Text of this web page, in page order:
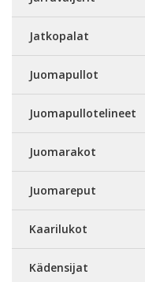
Jatkopalat
Juomapullot
Juomapullotelineet
Juomarakot
Juomareput
Kaarilukot
Kädensijat